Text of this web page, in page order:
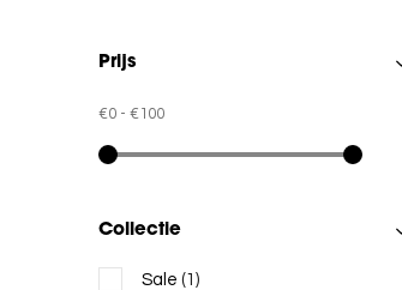
Prijs
€0 - €100
Collectie
Sale (1)